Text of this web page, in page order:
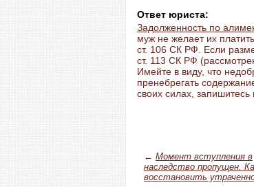
Ответ юриста:
Задолженность по
муж не желает их
ст. 106 СК РФ. Если
ст. 113 СК РФ
Имейте в виду, что
пренебрегать
своих силах,
← Момент вступления в
наследство пропущен.
восстановить